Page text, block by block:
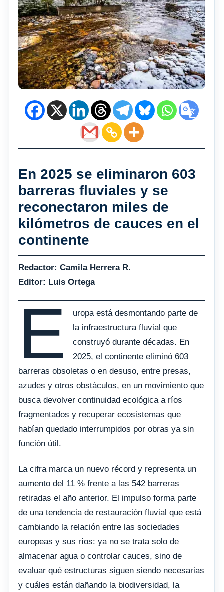
En 2025 se eliminaron 603
barreras fluviales y se
reconectaron miles de
kilómetros de cauces en el
continente
Redactor: Camila Herrera R.
Editor: Luis Ortega
E
uropa está desmontando parte de
la infraestructura fluvial que
construyó durante décadas. En
2025, el continente eliminó 603
barreras obsoletas o en desuso, entre presas,
azudes y otros obstáculos, en un movimiento que
busca devolver continuidad ecológica a ríos
fragmentados y recuperar ecosistemas que
habían quedado interrumpidos por obras ya sin
función útil.
La cifra marca un nuevo récord y representa un
aumento del 11 % frente a las 542 barreras
retiradas el año anterior. El impulso forma parte
de una tendencia de restauración fluvial que está
cambiando la relación entre las sociedades
europeas y sus ríos: ya no se trata solo de
almacenar agua o controlar cauces, sino de
evaluar qué estructuras siguen siendo necesarias
y cuáles están dañando la biodiversidad, la